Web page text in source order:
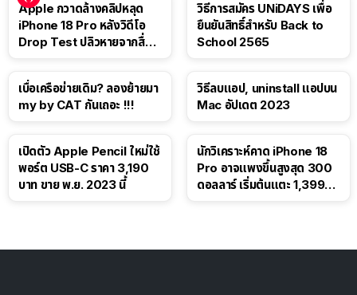
Apple กวาดล้างคลิปหลุด
iPhone 18 Pro หลังวิดีโอ
Drop Test ปลิวหายจากสื่อ
วิธีการสมัคร UNiDAYS เพื่อ
ยืนยันสิทธิ์สำหรับ Back to
School 2565
เบื่อเครือข่ายเดิม? ลองย้ายมา
my by CAT กันเถอะ !!!
วิธีลบแอป, uninstall แอปบน
Mac อัปเดต 2023
เปิดตัว Apple Pencil ใหม่ใช้
พอร์ต USB-C ราคา 3,190
บาท ขาย พ.ย. 2023 นี้
นักวิเคราะห์คาด iPhone 18
Pro อาจแพงขึ้นสูงสุด 300
ดอลลาร์ เริ่มต้นแตะ 1,399